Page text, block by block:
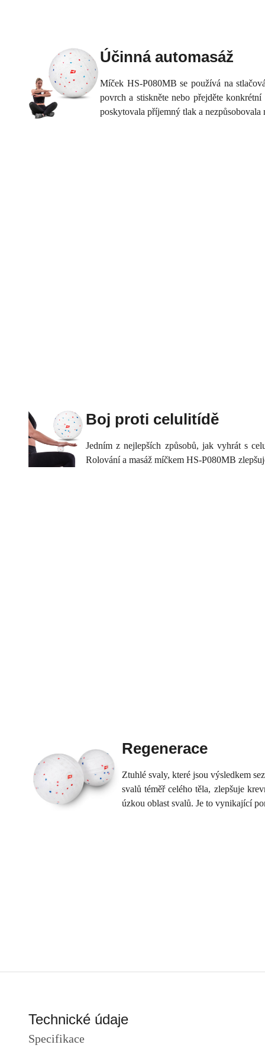
Účinná automasáž
Míček HS-P080MB se používá na
povrch a stiskněte nebo přejděte
poskytovala příjemný tlak a nezpůsobovala
Boj proti celulitídě
Jedním z nejlepších způsobů, jak vyhrát s
Rolování a masáž míčkem HS-P080MB
Regenerace
Ztuhlé svaly, které jsou výsledkem
svalů téměř celého těla, zlepšuje
úzkou oblast svalů. Je to vynikající
Technické údaje
Specifikace